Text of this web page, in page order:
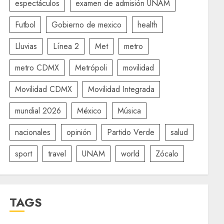
espectáculos
examen de admisión UNAM
Futbol
Gobierno de mexico
health
Lluvias
Línea 2 Met
metro
metro CDMX
Metrópoli
movilidad
Movilidad CDMX
Movilidad Integrada
mundial 2026
México
Música
nacionales
opinión Partido Verde
salud
sport
travel UNAM world Zócalo
TAGS